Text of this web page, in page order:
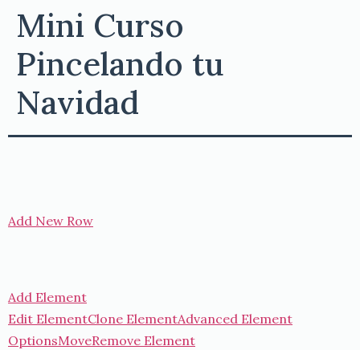
Mini Curso
Pincelando tu
Navidad
Add New Row
Add Element
Edit ElementClone ElementAdvanced Element
OptionsMoveRemove Element